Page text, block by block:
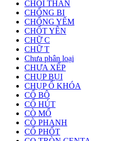
CHỔI THAN
CHỐNG BI
CHỐNG YẾM
CHỐT YÊN
CHỮ C
CHỮ T
Chưa phân loại
CHƯA XẾP
CHỤP BỤI
CHỤP Ổ KHÓA
CỔ BÔ
CỔ HÚT
CÒ MỔ
CÒ PHANH
CỔ PHỐT